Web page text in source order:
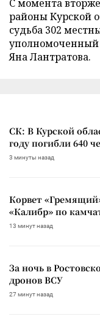
С момента
районы Курской
судьба 302
уполномоченный
Яна Лантратова.
СК: В Курской
году погибли 640
3 минуты назад
Корвет
«Калибр» по
13 минут назад
За ночь в
дронов ВСУ
27 минут назад